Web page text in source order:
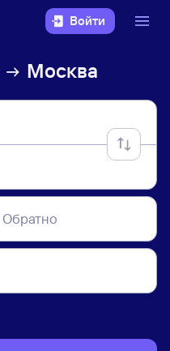
Войти
Москва
Обратно